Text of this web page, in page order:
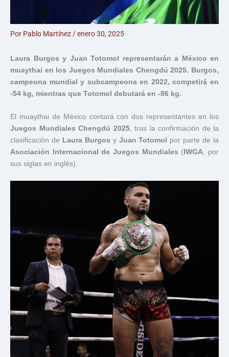
Por Pablo Martínez /enero 30, 2025
Laura Burgos y Juan Totomol representarán a México en
muaythai en los Juegos Mundiales Chengdú 2025. Burgos,
campeona mundial y subcampeona en 2022, competirá en
-54 kg, mientras que Totomol debutará en -86 kg.
El muaythai de México contará con dos representantes en los
Juegos Mundiales Chengdú 2025, tras la confirmación de la
clasificación de Laura Burgos y Juan Totomol
por parte de la
Asociación Internacional de Juegos Mundiales ( IWGA , por
sus siglas en inglés).